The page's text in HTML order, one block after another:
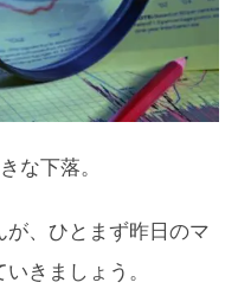
だ低い？
リッチモンド連銀
らず
ついて
な下落。
が、ひとまず昨日のマ
きましょう。